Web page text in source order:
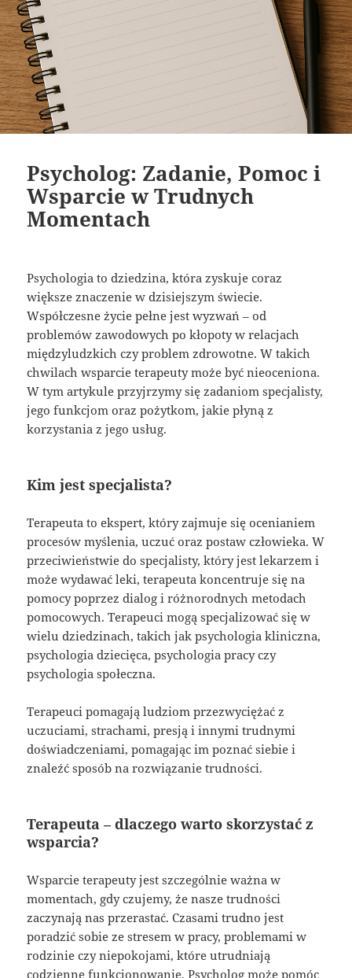
Psycholog: Zadanie, Pomoc i
Wsparcie w Trudnych
Momentach
Psychologia to dziedzina, która zyskuje coraz
większe znaczenie w dzisiejszym świecie.
Współczesne życie pełne jest wyzwań – od
problemów zawodowych po kłopoty w relacjach
międzyludzkich czy problem zdrowotne. W takich
chwilach wsparcie terapeuty może być nieoceniona.
W tym artykule przyjrzymy się zadaniom specjalisty,
jego funkcjom oraz pożytkom, jakie płyną z
korzystania z jego usług.
Kim jest specjalista?
Terapeuta to ekspert, który zajmuje się ocenianiem
procesów myślenia, uczuć oraz postaw człowieka. W
przeciwieństwie do specjalisty, który jest lekarzem i
może wydawać leki, terapeuta koncentruje się na
pomocy poprzez dialog i różnorodnych metodach
pomocowych. Terapeuci mogą specjalizować się w
wielu dziedzinach, takich jak psychologia kliniczna,
psychologia dziecięca, psychologia pracy czy
psychologia społeczna.
Terapeuci pomagają ludziom przezwyciężać z
uczuciami, strachami, presją i innymi trudnymi
doświadczeniami, pomagając im poznać siebie i
znaleźć sposób na rozwiązanie trudności.
Terapeuta – dlaczego warto skorzystać z
wsparcia?
Wsparcie terapeuty jest szczególnie ważna w
momentach, gdy czujemy, że nasze trudności
zaczynają nas przerastać. Czasami trudno jest
poradzić sobie ze stresem w pracy, problemami w
rodzinie czy niepokojami, które utrudniają
codzienne funkcjonowanie. Psycholog może pomóc